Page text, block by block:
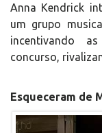
Anna Kendrick
um grupo
incentivando
concurso,
Esqueceram de